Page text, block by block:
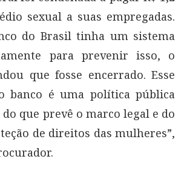
sexual a suas empregadas.
do Brasil tinha um sistema
para prevenir isso, o
que fosse encerrado. Esse
banco é uma política pública
que prevê o marco legal e do
de direitos das mulheres”,